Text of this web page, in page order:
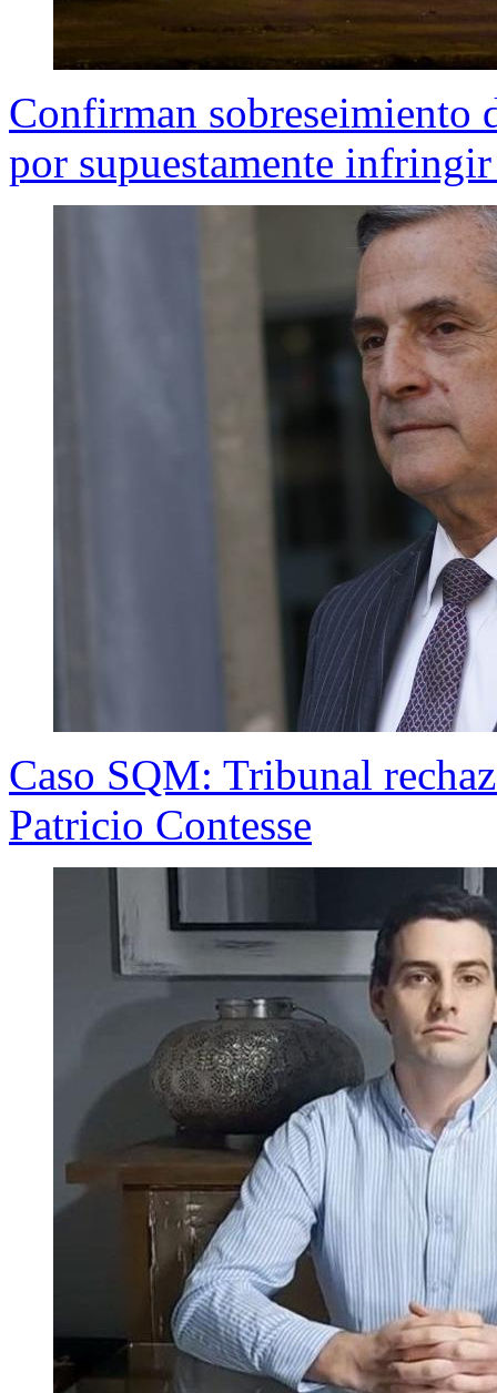
Confirman sobreseimiento
por supuestamente infringir
Caso SQM: Tribunal
Patricio Contesse